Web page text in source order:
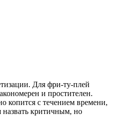
Для фри-ту-плей
и простителен.
копится с течением времени,
назвать критичным, но